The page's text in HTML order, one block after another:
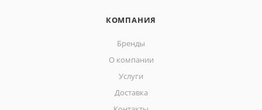
КОМПАНИЯ
Бренды
О компании
Услуги
Доставка